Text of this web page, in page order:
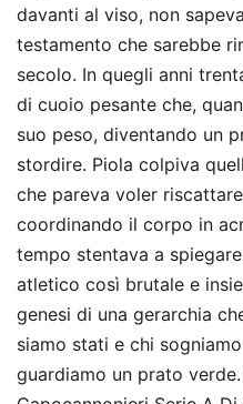
davanti al viso, non
testamento che sarebbe
secolo. In quegli anni
di cuoio pesante che,
suo peso, diventando un
stordire. Piola colpiva
che pareva voler
coordinando il corpo in
tempo stentava a
atletico così brutale e
genesi di una gerarchia
siamo stati e chi
guardiamo un prato